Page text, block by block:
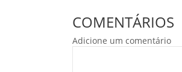
COMENTÁRIOS
Adicione um comentário